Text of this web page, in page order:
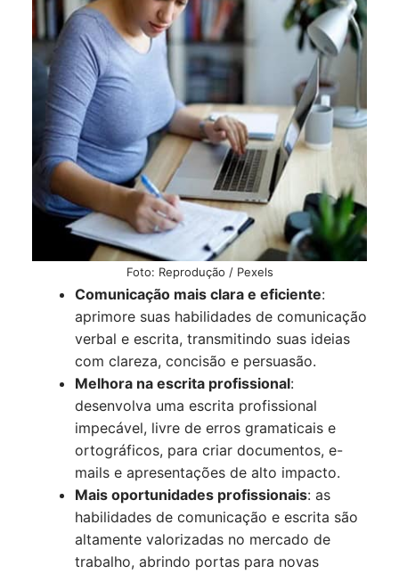
Foto: Reprodução / Pexels
Comunicação mais clara e eficiente:
aprimore suas habilidades de comunicação
verbal e escrita, transmitindo suas ideias
com clareza, concisão e persuasão.
Melhora na escrita profissional:
desenvolva uma escrita profissional
impecável, livre de erros gramaticais e
ortográficos, para criar documentos, e-
mails e apresentações de alto impacto.
Mais oportunidades profissionais: as
habilidades de comunicação e escrita são
altamente valorizadas no mercado de
trabalho, abrindo portas para novas